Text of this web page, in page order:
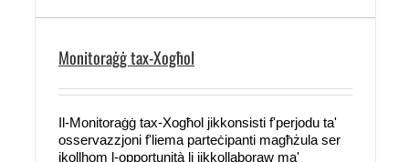
Monitoraġġ tax-Xogħol
Il-Monitoraġġ tax-Xogħol jikkonsisti f'perjodu ta'
osservazzjoni f'liema parteċipanti magħżula ser
ikollhom l-opportunità li jikkollaboraw ma'